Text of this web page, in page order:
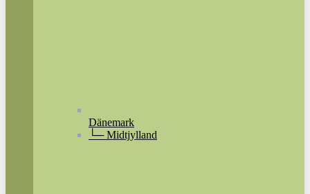
Dänemark
└─ Midtjylland